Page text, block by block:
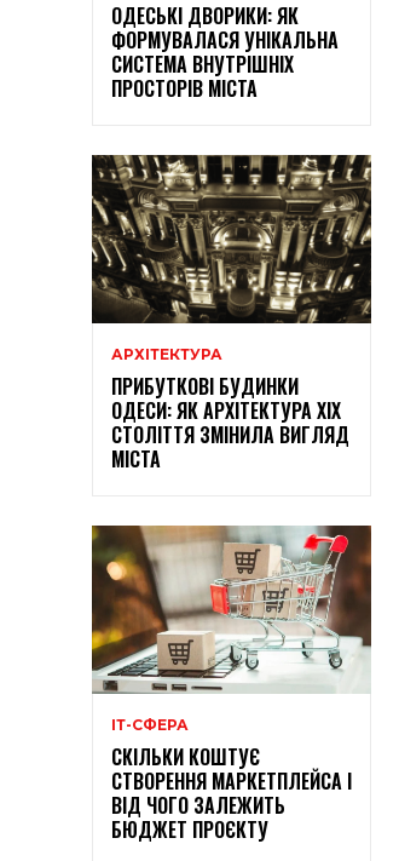
ОДЕСЬКІ ДВОРИКИ: ЯК
ФОРМУВАЛАСЯ УНІКАЛЬНА
СИСТЕМА ВНУТРІШНІХ
ПРОСТОРІВ МІСТА
АРХІТЕКТУРА
ПРИБУТКОВІ БУДИНКИ
ОДЕСИ: ЯК АРХІТЕКТУРА XIX
СТОЛІТТЯ ЗМІНИЛА ВИГЛЯД
МІСТА
ІТ-СФЕРА
СКІЛЬКИ КОШТУЄ
СТВОРЕННЯ МАРКЕТПЛЕЙСА І
ВІД ЧОГО ЗАЛЕЖИТЬ
БЮДЖЕТ ПРОЄКТУ